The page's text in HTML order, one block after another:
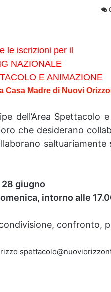
le iscrizioni per il
NAZIONALE
E ANIMAZIONE
Casa Madre di Nuovi
dell’Area Spettacolo
che desiderano
saltuariamente
28 giugno
intorno alle
confronto,